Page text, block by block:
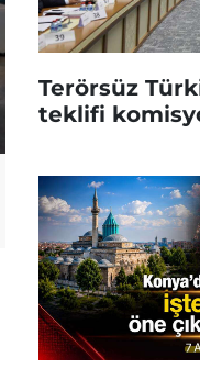
Terörsüz
teklifi